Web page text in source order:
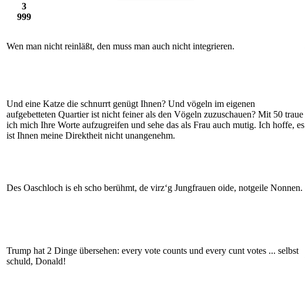
3
999
Wen man nicht reinläßt, den muss man auch nicht integrieren.
Und eine Katze die schnurrt genügt Ihnen? Und vögeln im eigenen
aufgebetteten Quartier ist nicht feiner als den Vögeln zuzuschauen? Mit 50 traue
ich mich Ihre Worte aufzugreifen und sehe das als Frau auch mutig. Ich hoffe, es
ist Ihnen meine Direktheit nicht unangenehm.
Des Oaschloch is eh scho berühmt, de virz‘g Jungfrauen oide, notgeile Nonnen.
Trump hat 2 Dinge übersehen: every vote counts und every cunt votes ... selbst
schuld, Donald!